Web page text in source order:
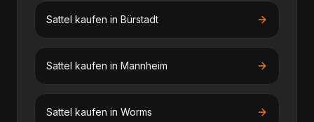
Sattel kaufen in Bürstadt
Sattel kaufen in Mannheim
Sattel kaufen in Worms